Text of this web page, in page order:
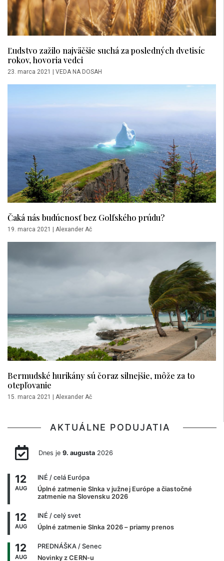
Ľudstvo zažilo najväčšie suchá za posledných dvetisíc
rokov, hovoria vedci
23. marca 2021 VEDA NA DOSAH
Čaká nás budúcnosť bez Golfského prúdu?
19. marca 2021 Alexander Ač
Bermudské hurikány sú čoraz silnejšie, môže za to
otepľovanie
15. marca 2021 | Alexander Ač
AKTUÁLNE PODUJATIA
Dnes je 9. augusta2026
12
AUG
INÉ / celá Európa
Úplné zatmenie Slnka v južnej Európe a čiastočné
zatmenie na Slovensku 2026
12
AUG
INÉ / celý svet
Úplné zatmenie Slnka 2026 – priamy prenos
12
AUG
PREDNÁŠKA / Senec
Novinky z CERN-u